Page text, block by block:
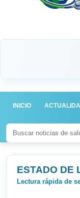
INICIO
ESTADO DE
Lectura rápida de